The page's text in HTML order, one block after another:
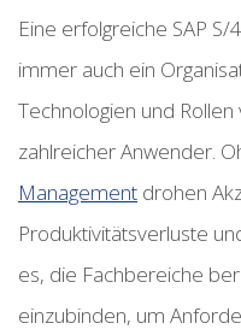
Eine erfolgreiche SAP
immer auch ein
Technologien und
zahlreicher Anwender.
Management drohen
Produktivitätsverluste
es, die Fachbereiche
einzubinden, um